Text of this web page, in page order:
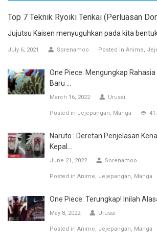
Top 7 Teknik Ryoiki Tenkai (Perluasan
Jujutsu Kaisen menyuguhkan pada kita
July 6, 2021 Sorenamoo Posted in Anime
One Piece: Mengungkap
Baru ...
March 16, 2022 Urusai
Posted in Jejepangan Manga
Naruto : Deretan Penjelasan
Kepal...
June 21, 2022 Sorenamoo
Posted in Anime Jejepangan Manga
One Piece: Terungkap! Inilah
May 8, 2022 Urusai
Posted in Anime Jejepangan Manga